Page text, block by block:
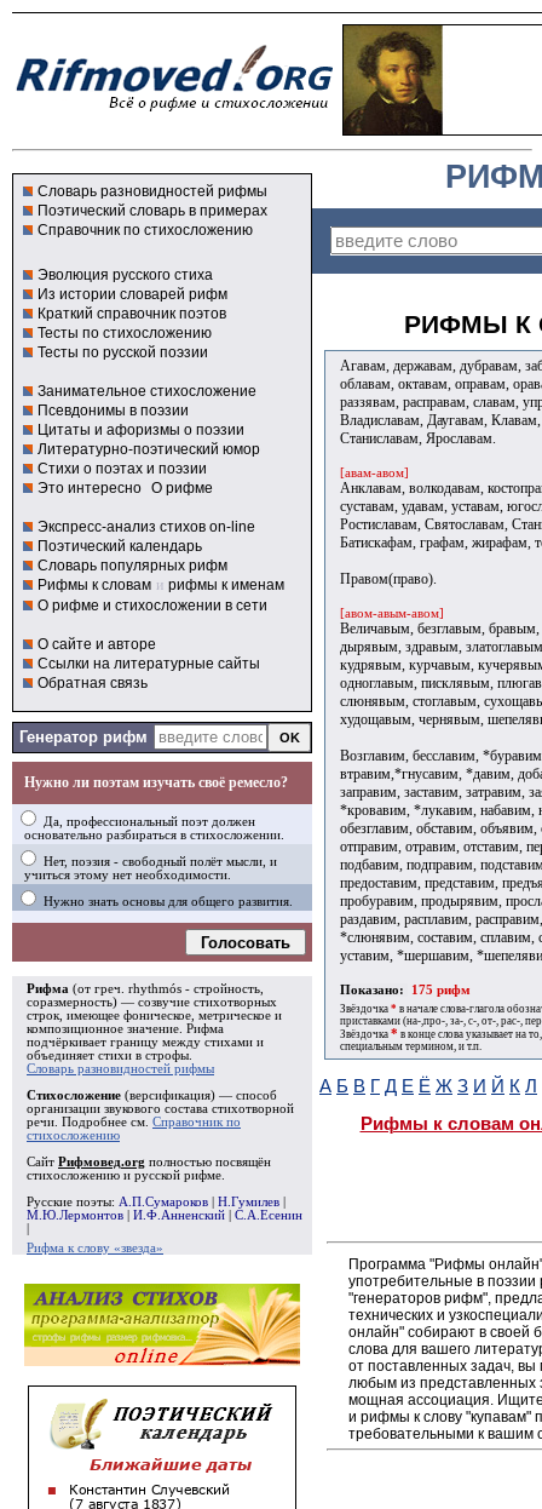
Словарь разновидностей рифмы
Поэтический словарь в примерах
Справочник по стихосложению
Эволюция русского стиха
Из истории словарей рифм
Краткий справочник поэтов
Тесты по стихосложению
Тесты по русской поэзии
Занимательное стихосложение
Псевдонимы в поэзии
Цитаты и афоризмы о поэзии
Литературно-поэтический юмор
Стихи о поэтах и поэзии
Это интересно О рифме
Экспресс-анализ стихов on-line
Поэтический календарь
Словарь популярных рифм
Рифмы к словам и рифмы к именам
О рифме и стихосложении в сети
О сайте и авторе
Ссылки на литературные сайты
Обратная связь
Генератор рифм
Нужно ли поэтам изучать своё ремесло?
Да, профессиональный поэт должен
основательно разбираться в стихосложении.
Нет, поэзия - свободный полёт мысли, и
учиться этому нет необходимости.
Нужно знать основы для общего развития.
Голосовать
Рифма (от греч. rhythmós - стройность,
соразмерность) — созвучие стихотворных
строк, имеющее фоническое, метрическое и
композиционное значение. Рифма
подчёркивает границу между стихами и
объединяет стихи в строфы
Словарь разновидностей рифмы
Стихосложение (версификация) — способ
организации звукового состава стихотворной
речи. Подробнее см. Справочник по
стихосложению
Сайт Рифмовед.org полностью посвящён
стихосложению и русской рифме.
Русские поэты: А.П.Сумароков Н.Гумилев
М.Ю.Лермонтов
И.Ф.Анненский
С.А.Есенин
Рифма к слову «звезда»
РИФМЫ К
Агавам, державам, дубравам,
облавам, октавам, оправам,
раззявам, расправам, славам,
Владиславам, Даугавам,
Станиславам, Ярославам.
[авам-авом]
Анклавам, волкодавам,
суставам, удавам, уставам,
Ростиславам, Святославам,
Батискафам, графам, жирафам,
Правом(право).
[авом-авым-авом]
Величавым, безглавым,
дырявым, здравым,
кудрявым, курчавым,
одноглавым, писклявым,
слюнявым, стоглавым,
худощавым, чернявым,
Возглавим, бесславим,
втравим,*гнусавим, *давим,
заправим, заставим, затравим,
*кровавим, *лукавим, набавим,
обезглавим, обставим,
отправим, отравим, отставим,
подбавим, подправим,
предоставим, представим,
пробуравим, продырявим,
раздавим, расплавим,
*слюнявим, составим, сплавим,
уставим, *шершавим,
Показано: 175 рифм
Звёздочка * в начале слова-глагола
приставками (на-,про-, за-, с-, от-, рас-,
Звёздочка * в конце слова указывает на
специальным термином, и т.п.
А Б В Г Д Е Ё Ж З И Й К Л
Рифмы к словам
Программа "Рифмы
употребительные в
"генераторов рифм",
технических и
онлайн" собирают в своей
слова для вашего
от поставленных задач,
любым из
мощная ассоциация. Ищите
и рифмы к слову "купавам"
требовательными к вашим